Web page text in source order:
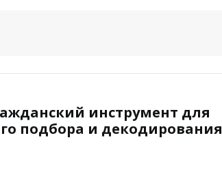
инструмент для
подбора и декодирования